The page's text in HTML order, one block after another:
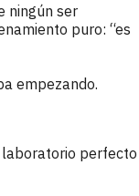
ningún ser
puro: “es
empezando.
laboratorio perfecto